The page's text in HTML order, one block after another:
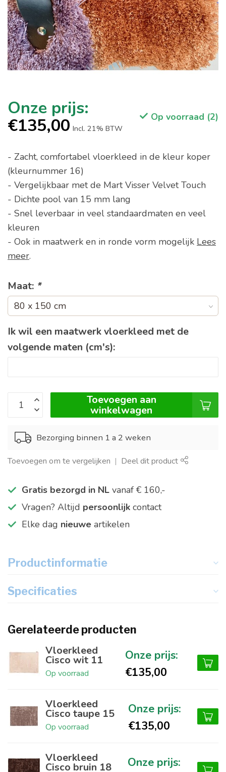
€135,00 Incl. 21% BTW
Op voorraad (2)
- Zacht, comfortabel vloerkleed in de kleur koper
(kleurnummer 16)
- Vergelijkbaar met de Mart Visser Velvet Touch
- Dichte pool van 15 mm lang
- Snel leverbaar in veel standaardmaten en veel
kleuren
- Ook in maatwerk en in ronde vorm mogelijk Lees
meer.
Maat: *
Ik wil een maatwerk vloerkleed met de
volgende maten (cm's):
Toevoegen aan
winkelwagen
Bezorging binnen 1 a 2 weken
Toevoegen om te vergelijken Deel dit product
Gratis bezorgd in NL vanaf € 160,-
Vragen? Altijd persoonlijk contact
Elke dag nieuwe artikelen
Productinformatie
Specificaties
Gerelateerde producten
Vloerkleed
Cisco wit 11
Op voorraad €135,00
Vloerkleed
Cisco taupe 15
Op voorraad €135,00
Vloerkleed
Cisco bruin 18